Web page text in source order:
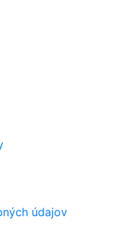
údajov